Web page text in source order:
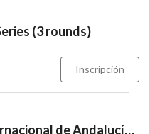
(3 rounds)
Inscripción
Campeonato Internacional de Andalucía Dobles Senior